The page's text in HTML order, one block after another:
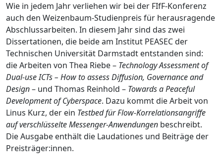
Wie in jedem Jahr verliehen wir bei der FIfF-Konferenz
auch den Weizenbaum-Studienpreis für herausragende
Abschlussarbeiten. In diesem Jahr sind das zwei
Dissertationen, die beide am Institut PEASEC der
Technischen Universität Darmstadt entstanden sind:
die Arbeiten von Thea Riebe – Technology Assessment of
Dual-use ICTs – How to assess Diffusion, Governance and
Design– und Thomas Reinhold – Towards a Peaceful
Development of Cyberspace. Dazu kommt die Arbeit von
Linus Kurz, der ein Testbed für Flow-Korrelationsangriffe
auf verschlüsselte Messenger-Anwendungen beschreibt.
Die Ausgabe enthält die Laudationes und Beiträge der
Preisträger:innen.